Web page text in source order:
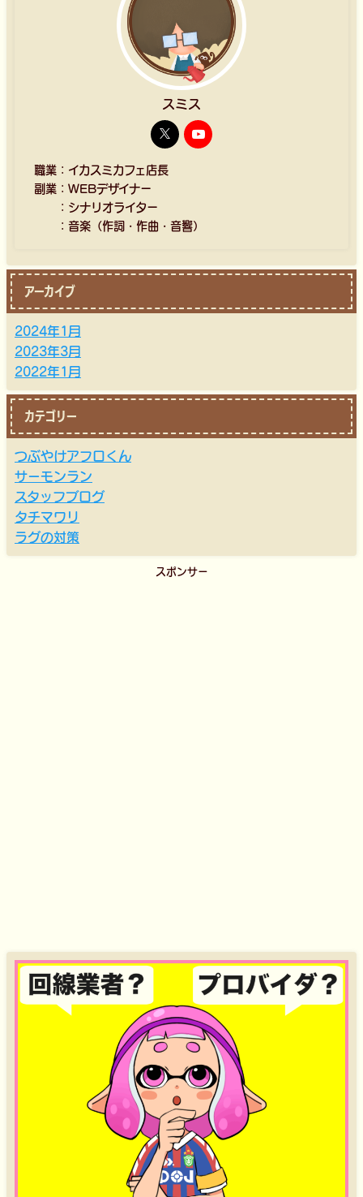
スミス
職業：イカスミカフェ店長
副業：WEBデザイナー
：シナリオライター
：音楽（作詞・作曲・音響）
アーカイブ
2024年1月
2023年3月
2022年1月
カテゴリー
つぶやけアフロくん
サーモンラン
スタッフブログ
タチマワリ
ラグの対策
スポンサー